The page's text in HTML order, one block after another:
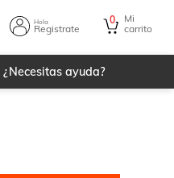
Hola
Registrate
0
Mi
carrito
¿Necesitas ayuda?